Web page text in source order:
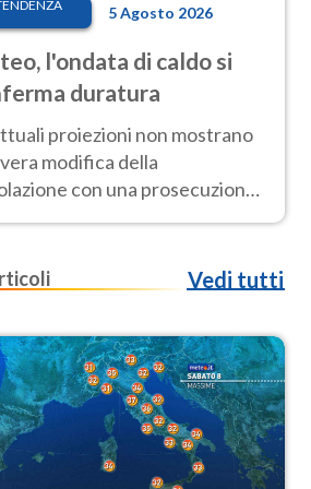
5 Agosto 2026
l'ondata di caldo si
duratura
proiezioni non mostrano
modifica della
con una prosecuzione
fuori scala per molti
Vedi tutti